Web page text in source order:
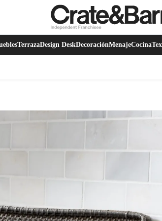
TerrazaDesign DeskDecoraciónMenajeCocina